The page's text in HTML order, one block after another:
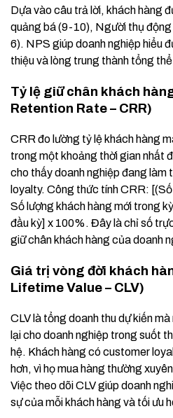
Dựa vào câu trả lời, khách hàng
quảng bá (9-10), Người thụ
6). NPS giúp doanh nghiệp hiểu
thiệu và lòng trung thành tổng
Tỷ lệ giữ chân khách
Retention Rate – CRR)
CRR đo lường tỷ lệ khách hàng
trong một khoảng thời gian nhất
cho thấy doanh nghiệp đang
loyalty. Công thức tính CRR:
Số lượng khách hàng mới trong
đầu kỳ] x 100%. Đây là chỉ số
giữ chân khách hàng của doanh
Giá trị vòng đời khách
Lifetime Value – CLV)
CLV là tổng doanh thu dự kiến
lại cho doanh nghiệp trong suốt
hệ. Khách hàng có customer
hơn, vì họ mua hàng thường
Việc theo dõi CLV giúp doanh
sự của mỗi khách hàng và tối ưu